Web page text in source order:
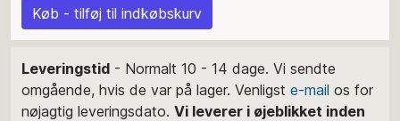
Køb - tilføj til indkøbskurv
Leveringstid - Normalt 10 - 14 dage. Vi sendte
omgående, hvis de var på lager. Venligst e-mail os for
nøjagtig leveringsdato. Vi leverer i øjeblikket inden